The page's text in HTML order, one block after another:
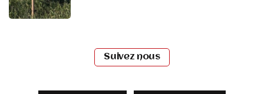
Suivez nous